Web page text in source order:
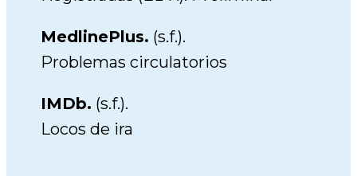
MedlinePlus. (s.f.).
Problemas circulatorios
IMDb. (s.f.).
Locos de ira